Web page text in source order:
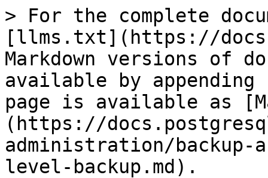
> For the complete
[llms.txt](https://
Markdown versions of
available by
page is available as
(https://
administration/
level-backup.md).